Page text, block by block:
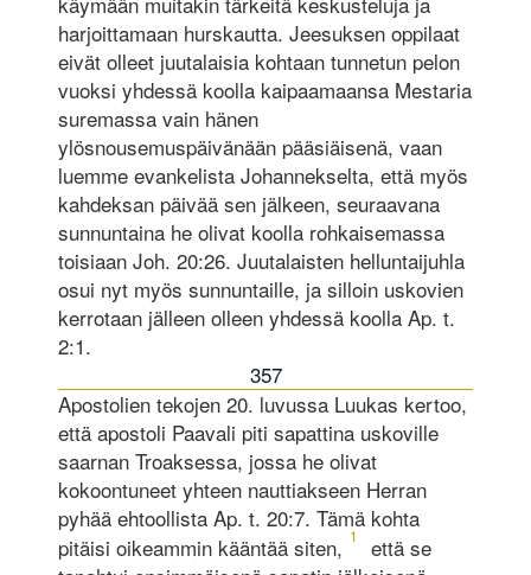
harjoittamaan hurskautta. Jeesuksen oppilaat
eivät olleet juutalaisia kohtaan tunnetun pelon
vuoksi yhdessä koolla kaipaamaansa Mestaria
suremassa vain hänen
ylösnousemuspäivänään pääsiäisenä, vaan
luemme evankelista Johannekselta, että myös
kahdeksan päivää sen jälkeen, seuraavana
sunnuntaina he olivat koolla rohkaisemassa
toisiaan Joh. 20:26. Juutalaisten helluntaijuhla
osui nyt myös sunnuntaille, ja silloin uskovien
kerrotaan jälleen olleen yhdessä koolla Ap. t.
2:1.
357
Apostolien tekojen 20. luvussa Luukas kertoo,
että apostoli Paavali piti sapattina uskoville
saarnan Troaksessa, jossa he olivat
kokoontuneet yhteen nauttiakseen Herran
pyhää ehtoollista Ap. t. 20:7. Tämä kohta
pitäisi oikeammin kääntää siten, 1
että se